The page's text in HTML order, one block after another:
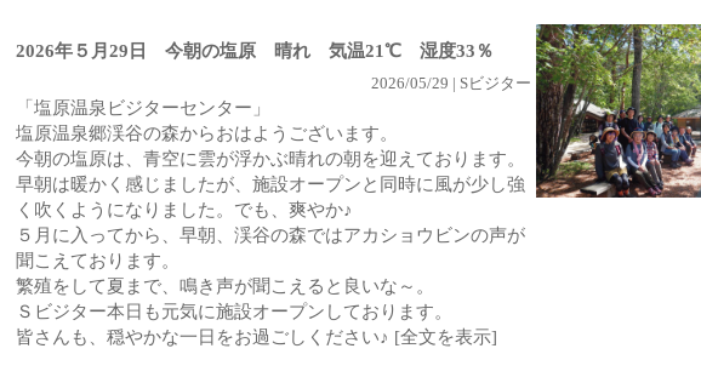
2026年５月29日 今朝の塩原 晴れ 気温21℃ 湿度33％
2026/05/29 | Sビジター
「塩原温泉ビジターセンター」
塩原温泉郷渓谷の森からおはようございます。
今朝の塩原は、青空に雲が浮かぶ晴れの朝を迎えております。
早朝は暖かく感じましたが、施設オープンと同時に風が少し強
く吹くようになりました。でも、爽やか♪
５月に入ってから、早朝、渓谷の森ではアカショウビンの声が
聞こえております。
繁殖をして夏まで、鳴き声が聞こえると良いな～。
Ｓビジター本日も元気に施設オープンしております。
皆さんも、穏やかな一日をお過ごしください♪ [全文を表示]